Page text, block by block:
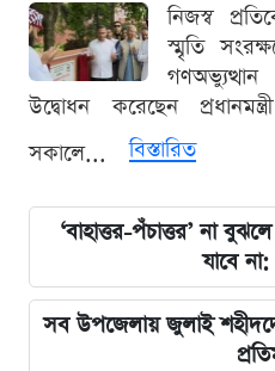
নিজস্ব
স্মৃতি
উদ্বোধন করেছেন
সকালে...
বিস্তারিত
‘বাহাত্তর-পঁচাত্তর’ না
যাবে
সব উপজেলায় জুলাই